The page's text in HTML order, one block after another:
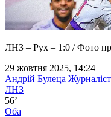
ЛНЗ – Рух – 1:0 / Фото
29 жовтня 2025, 14:24
Андрій Булеца Журналіст
ЛНЗ
56’
Оба